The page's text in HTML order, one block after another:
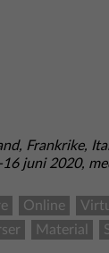
Frankrike,
juni 2020,
Online
Material